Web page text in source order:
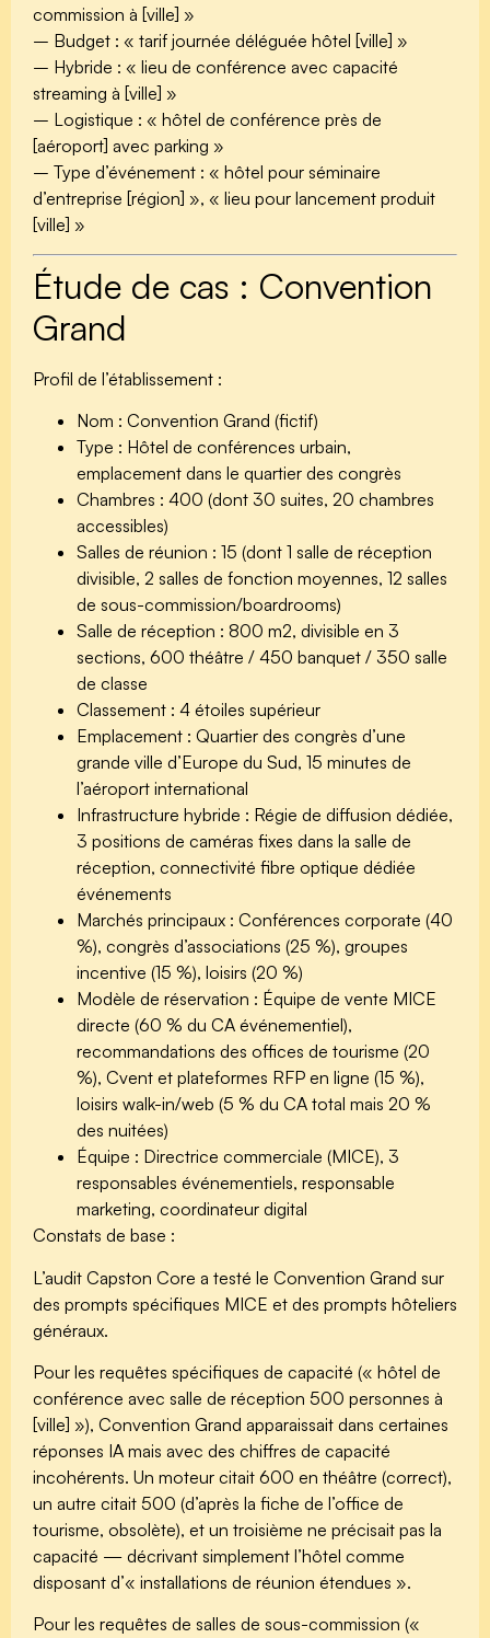
commission à [ville] »
– Budget : « tarif journée déléguée hôtel [ville] »
– Hybride : « lieu de conférence avec capacité
streaming à [ville] »
– Logistique : « hôtel de conférence près de
[aéroport] avec parking »
– Type d’événement : « hôtel pour séminaire
d’entreprise [région] », « lieu pour lancement produit
[ville] »
Étude de cas : Convention
Grand
Profil de l’établissement :
Nom : Convention Grand (fictif)
Type : Hôtel de conférences urbain,
emplacement dans le quartier des congrès
Chambres : 400 (dont 30 suites, 20 chambres
accessibles)
Salles de réunion : 15 (dont 1 salle de réception
divisible, 2 salles de fonction moyennes, 12 salles
de sous-commission/boardrooms)
Salle de réception : 800 m2, divisible en 3
sections, 600 théâtre / 450 banquet / 350 salle
de classe
Classement : 4 étoiles supérieur
Emplacement : Quartier des congrès d’une
grande ville d’Europe du Sud, 15 minutes de
l’aéroport international
Infrastructure hybride : Régie de diffusion dédiée,
3 positions de caméras fixes dans la salle de
réception, connectivité fibre optique dédiée
événements
Marchés principaux : Conférences corporate (40
%), congrès d’associations (25 %), groupes
incentive (15 %), loisirs (20 %)
Modèle de réservation : Équipe de vente MICE
directe (60 % du CA événementiel),
recommandations des offices de tourisme (20
%), Cvent et plateformes RFP en ligne (15 %),
loisirs walk-in/web (5 % du CA total mais 20 %
des nuitées)
Équipe : Directrice commerciale (MICE), 3
responsables événementiels, responsable
marketing, coordinateur digital
Constats de base :
L’audit Capston Core a testé le Convention Grand sur
des prompts spécifiques MICE et des prompts hôteliers
généraux.
Pour les requêtes spécifiques de capacité (« hôtel de
conférence avec salle de réception 500 personnes à
[ville] »), Convention Grand apparaissait dans certaines
réponses IA mais avec des chiffres de capacité
incohérents. Un moteur citait 600 en théâtre (correct),
un autre citait 500 (d’après la fiche de l’office de
tourisme, obsolète), et un troisième ne précisait pas la
capacité — décrivant simplement l’hôtel comme
disposant d’« installations de réunion étendues ».
Pour les requêtes de salles de sous-commission («